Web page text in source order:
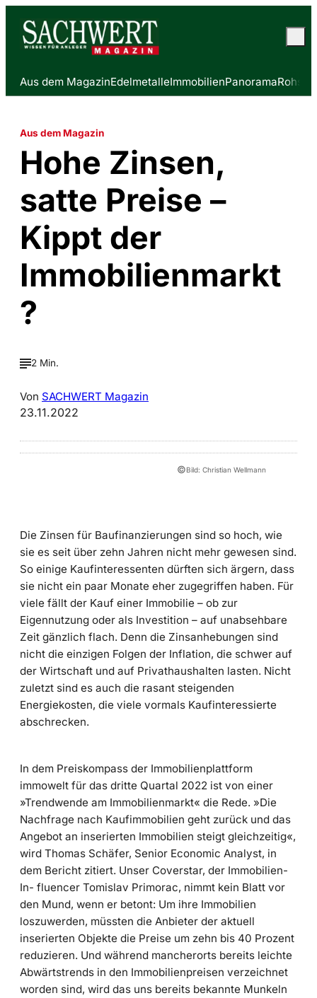
Aus dem MagazinEdelmetalleImmobilienPanorama
Aus dem Magazin
Hohe Zinsen,
satte Preise –
Kippt der
Immobilienmarkt
?
2 Min.
Von SACHWERT Magazin
23.11.2022
©Bild: Christian Wellmann
Die Zinsen für Baufinanzierungen sind so hoch, wie
sie es seit über zehn Jahren nicht mehr gewesen sind.
So einige Kaufinteressenten dürften sich ärgern, dass
sie nicht ein paar Monate eher zugegriffen haben. Für
viele fällt der Kauf einer Immobilie – ob zur
Eigennutzung oder als Investition – auf unabsehbare
Zeit gänzlich flach. Denn die Zinsanhebungen sind
nicht die einzigen Folgen der Inflation, die schwer auf
der Wirtschaft und auf Privathaushalten lasten. Nicht
zuletzt sind es auch die rasant steigenden
Energiekosten, die viele vormals Kaufinteressierte
abschrecken.
In dem Preiskompass der Immobilienplattform
immowelt für das dritte Quartal 2022 ist von einer
»Trendwende am Immobilienmarkt« die Rede. »Die
Nachfrage nach Kaufimmobilien geht zurück und das
Angebot an inserierten Immobilien steigt gleichzeitig«,
wird Thomas Schäfer, Senior Economic Analyst, in
dem Bericht zitiert. Unser Coverstar, der Immobilien-
In- fluencer Tomislav Primorac, nimmt kein Blatt vor
den Mund, wenn er betont: Um ihre Immobilien
loszuwerden, müssten die Anbieter der aktuell
inserierten Objekte die Preise um zehn bis 40 Prozent
reduzieren. Und während mancherorts bereits leichte
Abwärtstrends in den Immobilienpreisen verzeichnet
worden sind, wird das uns bereits bekannte Munkeln